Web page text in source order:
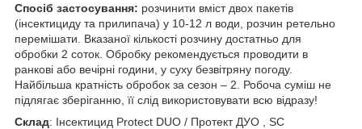
Спосіб застосування: розчинити вміст двох пакетів
(інсектициду та прилипача) у 10-12 л води, розчин ретельно
перемішати. Вказаної кількості розчину достатньо для
обробки 2 соток. Обробку рекомендується проводити в
ранкові або вечірні години, у суху безвітряну погоду.
Найбільша кратність обробок за сезон – 2. Робоча суміш не
підлягає зберіганню, її слід використовувати всю відразу!
Склад: Інсектицид Protect DUO / Протект ДУО , SС